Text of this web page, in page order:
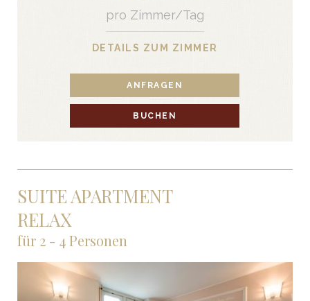
pro Zimmer/Tag
DETAILS ZUM ZIMMER
ANFRAGEN
BUCHEN
SUITE APARTMENT
RELAX
für 2 - 4 Personen